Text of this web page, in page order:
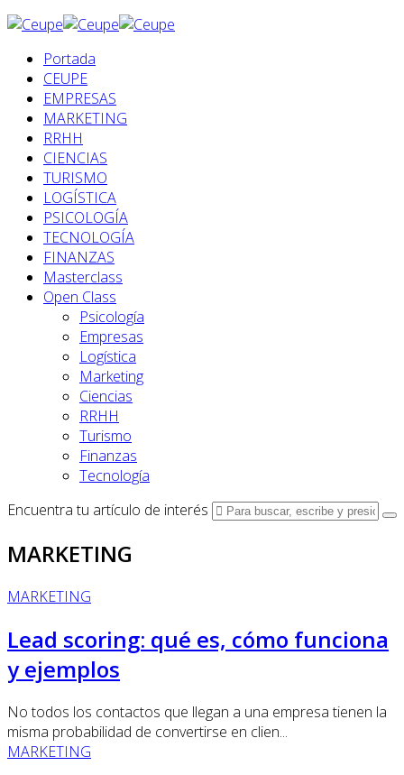
Portada
CEUPE
EMPRESAS
MARKETING
RRHH
CIENCIAS
TURISMO
LOGÍSTICA
PSICOLOGÍA
TECNOLOGÍA
FINANZAS
Masterclass
Open Class
Psicología
Empresas
Logística
Marketing
Ciencias
RRHH
Turismo
Finanzas
Tecnología
Encuentra tu artículo de interés
MARKETING
MARKETING
Lead scoring: qué es, cómo funciona
y ejemplos
No todos los contactos que llegan a una empresa tienen la
misma probabilidad de convertirse en clien...
MARKETING